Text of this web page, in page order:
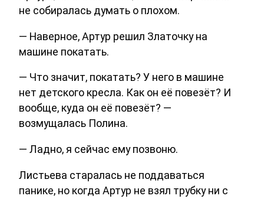
не собиралась думать о плохом.
— Наверное, Артур решил Златочку на
машине покатать.
— Что значит, покатать? У него в машине
нет детского кресла. Как он её повезёт? И
вообще, куда он её повезёт? —
возмущалась Полина.
— Ладно, я сейчас ему позвоню.
Листьева старалась не поддаваться
панике, но когда Артур не взял трубку ни с